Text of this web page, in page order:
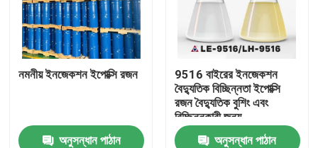
নমনীয় ইনজেকশন ইপোক্সি রজন
অনুসন্ধান পাঠান
9516 বাইরের ইনজেকশন
বৈদ্যুতিক বিচ্ছিন্নতা ইপোক্সি
রজন বৈদ্যুতিক বুশিং এবং
বিচ্ছিন্নকারী জন্য
অনুসন্ধান পাঠান